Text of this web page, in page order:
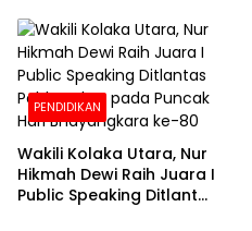
PENDIDIKAN
Wakili Kolaka Utara, Nur
Hikmah Dewi Raih Juara I
Public Speaking Ditlantas